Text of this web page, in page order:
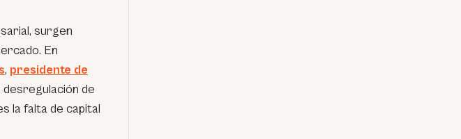
surgen
En
, presidente de
desregulación de
la falta de capital